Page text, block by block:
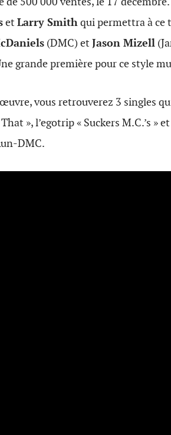
et Larry Smithqui permettra à ce
(DMC) et Jason Mizell
grande première pour ce style
vous retrouverez 3 singles
», l’egotrip « Suckers M.C.’s »
DMC.